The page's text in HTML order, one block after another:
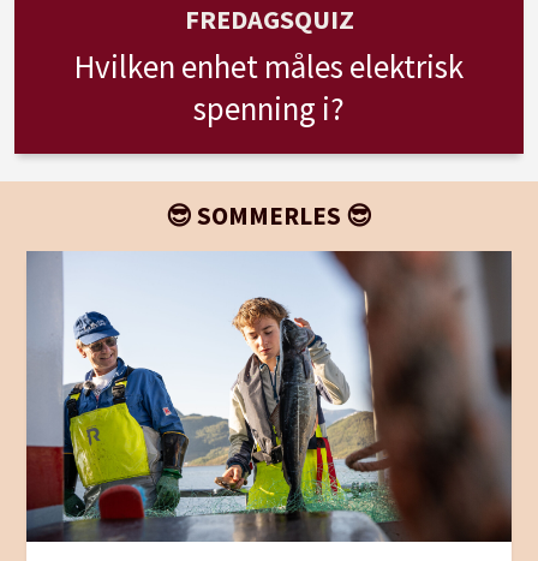
FREDAGSQUIZ
Hvilken enhet måles elektrisk
spenning i?
😎 SOMMERLES 😎